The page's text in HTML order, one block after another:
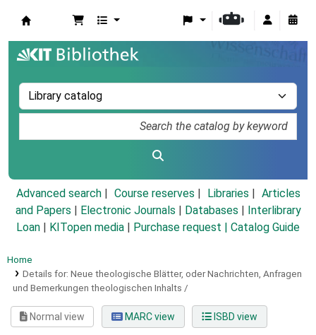
Advanced search Course reserves Libraries
Articles
and Papers
Electronic Journals Databases
Interlibrary
Loan
KITopen media Purchase request | Catalog Guide
Home
Details for: Neue theologische Blätter, oder Nachrichten, Anfragen
und Bemerkungen theologischen Inhalts /
Normal view MARC view ISBD view